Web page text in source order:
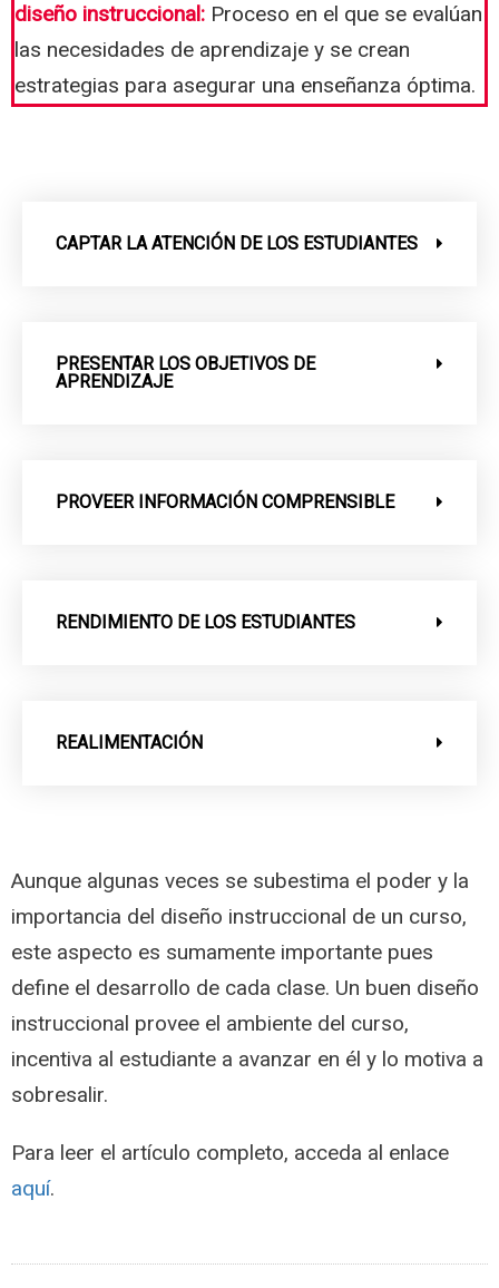
diseño instruccional: Proceso en el que se evalúan
las necesidades de aprendizaje y se crean
estrategias para asegurar una enseñanza óptima.
CAPTAR LA ATENCIÓN DE LOS ESTUDIANTES
PRESENTAR LOS OBJETIVOS DE
APRENDIZAJE
PROVEER INFORMACIÓN COMPRENSIBLE
RENDIMIENTO DE LOS ESTUDIANTES
REALIMENTACIÓN
Aunque algunas veces se subestima el poder y la
importancia del diseño instruccional de un curso,
este aspecto es sumamente importante pues
define el desarrollo de cada clase. Un buen diseño
instruccional provee el ambiente del curso,
incentiva al estudiante a avanzar en él y lo motiva a
sobresalir.
Para leer el artículo completo, acceda al enlace
aquí.